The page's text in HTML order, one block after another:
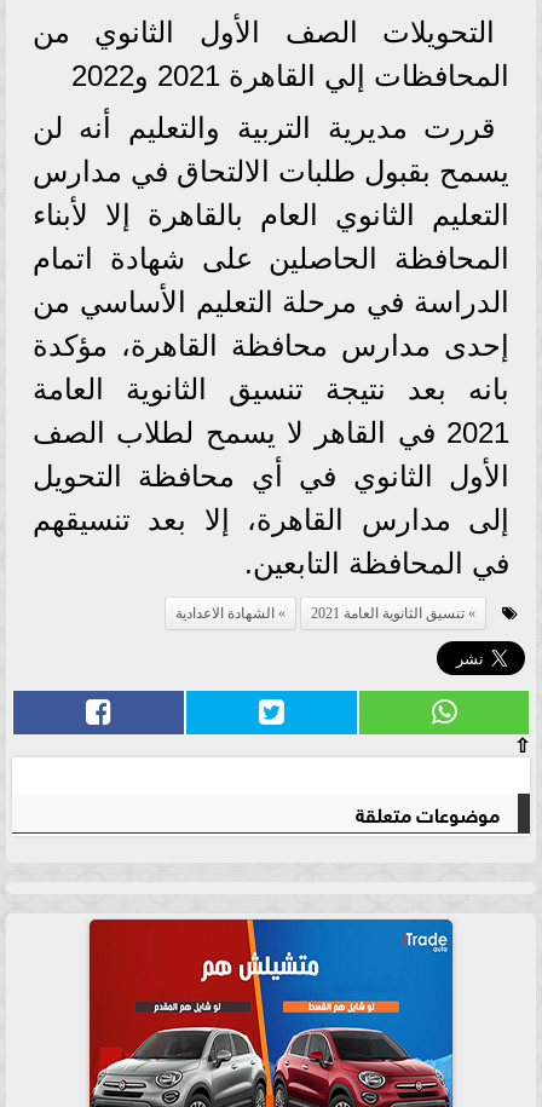
التحويلات الصف الأول الثانوي من
المحافظات إلي القاهرة 2021 و2022
قررت مديرية التربية والتعليم أنه لن
يسمح بقبول طلبات الالتحاق في مدارس
التعليم الثانوي العام بالقاهرة إلا لأبناء
المحافظة الحاصلين على شهادة اتمام
الدراسة في مرحلة التعليم الأساسي من
إحدى مدارس محافظة القاهرة، مؤكدة
بانه بعد نتيجة تنسيق الثانوية العامة
2021 في القاهر لا يسمح لطلاب الصف
الأول الثانوي في أي محافظة التحويل
إلى مدارس القاهرة، إلا بعد تنسيقهم
في المحافظة التابعين.
تنسيق الثانوية العامة 2021 الشهادة الاعدادية
⇧
موضوعات متعلقة